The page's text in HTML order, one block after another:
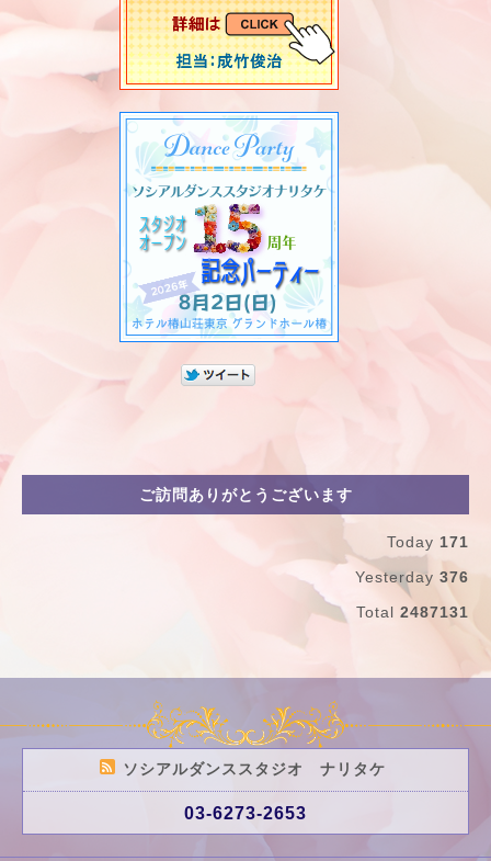
ご訪問ありがとうございます
Today 171
Yesterday 376
Total 2487131
ソシアルダンススタジオ ナリタケ
03-6273-2653